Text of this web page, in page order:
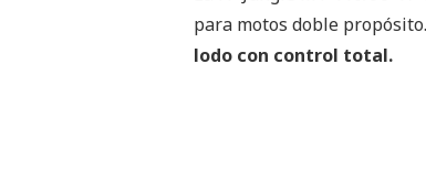
para motos doble
lodo con control total.